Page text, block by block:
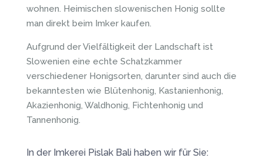
wohnen. Heimischen slowenischen Honig sollte
man direkt beim Imker kaufen.
Aufgrund der Vielfältigkeit der Landschaft ist
Slowenien eine echte Schatzkammer
verschiedener Honigsorten, darunter sind auch die
bekanntesten wie Blütenhonig, Kastanienhonig,
Akazienhonig, Waldhonig, Fichtenhonig und
Tannenhonig.
In der Imkerei Pislak Bali haben wir für Sie: